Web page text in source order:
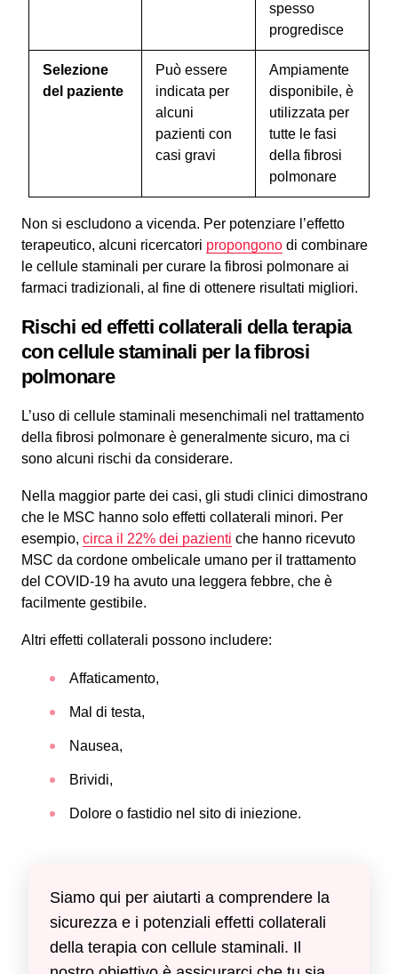
spesso
progredisce
Selezione
del paziente
Può essere
indicata per
alcuni
pazienti con
casi gravi
Ampiamente
disponibile, è
utilizzata per
tutte le fasi
della fibrosi
polmonare
Non si escludono a vicenda. Per potenziare l’effetto
terapeutico, alcuni ricercatori propongono di combinare
le cellule staminali per curare la fibrosi polmonare ai
farmaci tradizionali, al fine di ottenere risultati migliori.
Rischi ed effetti collaterali della terapia
con cellule staminali per la fibrosi
polmonare
L’uso di cellule staminali mesenchimali nel trattamento
della fibrosi polmonare è generalmente sicuro, ma ci
sono alcuni rischi da considerare.
Nella maggior parte dei casi, gli studi clinici dimostrano
che le MSC hanno solo effetti collaterali minori. Per
esempio, circa il 22% dei pazienti che hanno ricevuto
MSC da cordone ombelicale umano per il trattamento
del COVID-19 ha avuto una leggera febbre, che è
facilmente gestibile.
Altri effetti collaterali possono includere:
Affaticamento,
Mal di testa,
Nausea,
Brividi,
Dolore o fastidio nel sito di iniezione.
Siamo qui per aiutarti a comprendere la
sicurezza e i potenziali effetti collaterali
della terapia con cellule staminali. Il